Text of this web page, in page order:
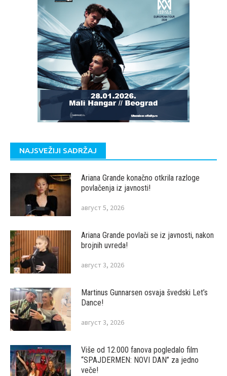
NAJSVEŽIJI SADRŽAJ
Ariana Grande konačno otkrila razloge
povlačenja iz javnosti!
август 5, 2026
Ariana Grande povlači se iz javnosti, nakon
brojnih uvreda!
август 3, 2026
Martinus Gunnarsen osvaja švedski Let’s
Dance!
август 3, 2026
Više od 12.000 fanova pogledalo film
“SPAJDERMEN: NOVI DAN” za jedno
veče!